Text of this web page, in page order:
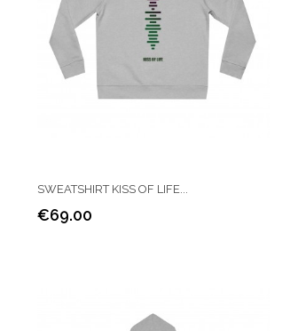
SWEATSHIRT KISS OF LIFE...
Price
€69.00